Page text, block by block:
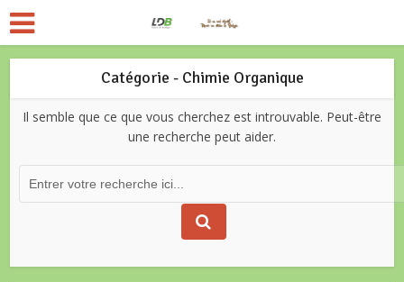
Catégorie - Chimie Organique
Il semble que ce que vous cherchez est introuvable. Peut-être
une recherche peut aider.